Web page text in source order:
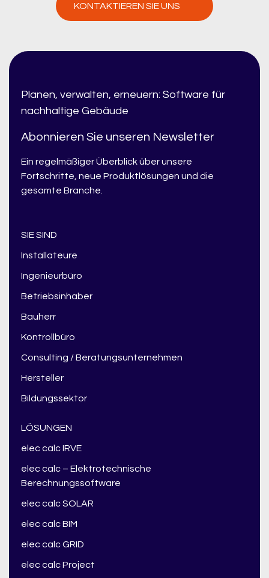
KONTAKTIEREN SIE UNS
Planen, verwalten, erneuern: Software für
nachhaltige Gebäude
Abonnieren Sie unseren Newsletter
Ein regelmäßiger Überblick über unsere
Fortschritte, neue Produktlösungen und die
gesamte Branche.
SIE SIND
Installateure
Ingenieurbüro
Betriebsinhaber
Bauherr
Kontrollbüro
Consulting / Beratungsunternehmen
Hersteller
Bildungssektor
LÖSUNGEN
elec calc IRVE
elec calc – Elektrotechnische
Berechnungssoftware
elec calc SOLAR
elec calc BIM
elec calc GRID
elec calc Project